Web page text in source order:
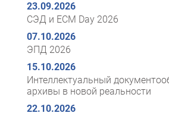
23.09.2026
СЭД и ECM Day 2026
07.10.2026
ЭПД 2026
15.10.2026
Интеллектуальный
архивы в новой реальности
22.10.2026